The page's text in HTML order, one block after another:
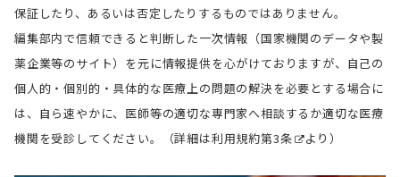
保証したり、あるいは否定したりするものではありません。
編集部内で信頼できると判断した一次情報（国家機関のデータや製
薬企業等のサイト）を元に情報提供を心がけておりますが、自己の
個人的・個別的・具体的な医療上の問題の解決を必要とする場合に
は、自ら速やかに、医師等の適切な専門家へ相談するか適切な医療
機関を受診してください。（詳細は利用規約第3条 より）